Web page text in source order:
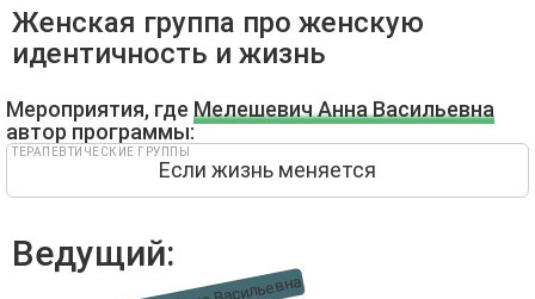
Женская группа про женскую
идентичность и жизнь
Мероприятия, где Мелешевич Анна Васильевна
автор программы:
Если жизнь меняется
ТЕРАПЕВТИЧЕСКИЕ ГРУППЫ
Ведущий: